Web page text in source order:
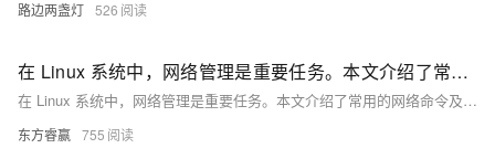
路边两盏灯 526
在 Linux 系统中，网络管理是重要任务。本文介绍了常用的网络命令及其适用场景
在 Linux 系统中，网络管理是重要任务。本文介绍了常用的网络命令及其适用场景，包括 ping（测试连通性）、traceroute（跟踪路由路径）、netstat（显示网络连接信息）、nmap（网络扫描）、ifconfig 和 ip（网络接口配置）。掌握这些命令有助于高效诊断和解决网络问题，保障网络稳定运行。
东方睿赢 755